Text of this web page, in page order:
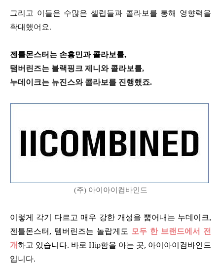
그리고 이들은 수많은 셀럽들과 콜라보를 통해 영향력을
확대했어요.
젠틀몬스터는 손흥민과 콜라보를,
탬버린즈는 블랙핑크 제니와 콜라보를,
누데이크는 뉴진스와 콜라보를 진행했죠.
(주) 아이아이컴바인드
이렇게 각기 다르고 매우 강한 개성을 뿜어내는 누데이크,
젠틀몬스터, 템버린즈는 놀랍게도
모두 한 브랜드에서 전
개하고 있습니다. 바로 Hip함을 아는 곳, 아이아이컴바인드
입니다.